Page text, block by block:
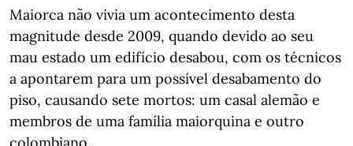
Maiorca não vivia um acontecimento desta
magnitude desde 2009, quando devido ao seu
mau estado um edifício desabou, com os técnicos
a apontarem para um possível desabamento do
piso, causando sete mortos: um casal alemão e
membros de uma família maiorquina e outro
colombiano.